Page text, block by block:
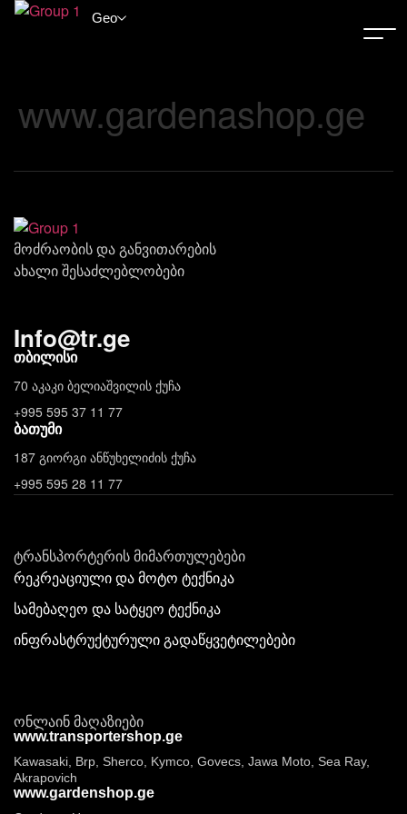
Geo
www.gardenashop.ge
მოძრაობის და განვითარების
ახალი შესაძლებლობები
Info@tr.ge
თბილისი
70 აკაკი ბელიაშვილის ქუჩა
+995 595 37 11 77
ბათუმი
187 გიორგი ანწუხელიძის ქუჩა
+995 595 28 11 77
ტრანსპორტერის მიმართულებები
რეკრეაციული და მოტო ტექნიკა
სამებაღეო და სატყეო ტექნიკა
ინფრასტრუქტურული გადაწყვეტილებები
ონლაინ მაღაზიები
www.transportershop.ge
Kawasaki, Brp, Sherco, Kymco, Govecs, Jawa Moto, Sea Ray,
Akrapovich
www.gardenshop.ge